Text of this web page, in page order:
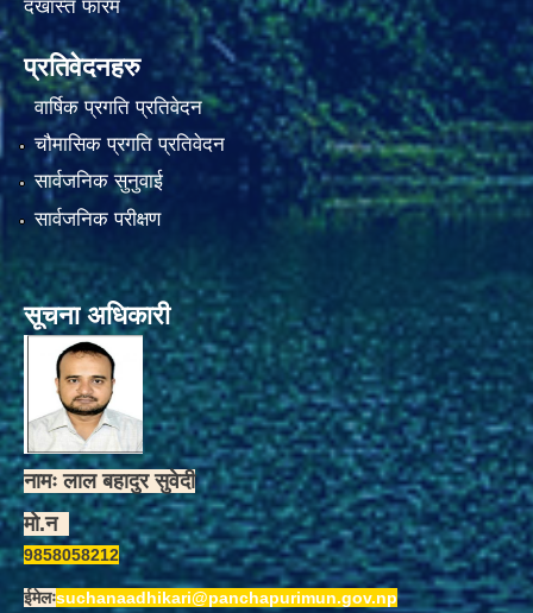
दखास्त फारम
प्रतिवेदनहरु
वार्षिक प्रगति प्रतिवेदन
चौमासिक प्रगति प्रतिवेदन
सार्वजनिक सुनुवाई
सार्वजनिक परीक्षण
सूचना अधिकारी
नामः लाल बहादुर सुवेदी
मो.न
9858058212
ईमेलःsuchanaadhikari@panchapurimun.gov.np